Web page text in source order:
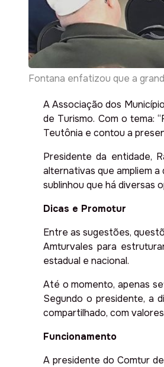
Fontana enfatizou que a
A Associação dos
de Turismo. Com o tema: “
Teutônia e contou a
Presidente da entidade,
alternativas que ampliem a
sublinhou que há diversas
Dicas e Promotur
Entre as sugestões,
Amturvales para
estadual e nacional.
Até o momento, apenas
Segundo o presidente, a
compartilhado, com
Funcionamento
A presidente do Comtur